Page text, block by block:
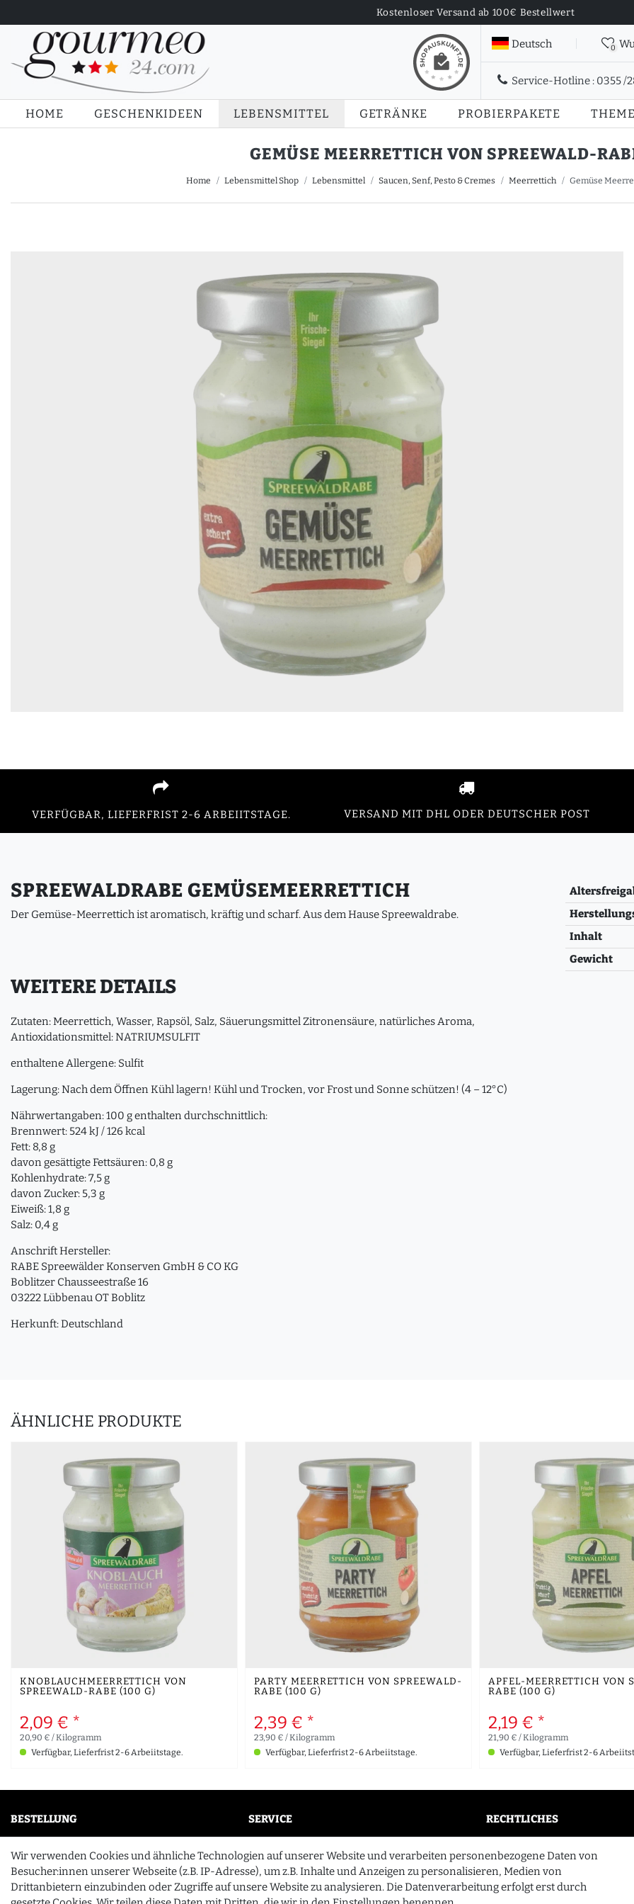
Kostenloser Versand ab 100€ Bestellwert
Deutsch 0
Service-Hotline : 0355 /
HOME GESCHENKIDEEN LEBENSMITTEL GETRÄNKE PROBIERPAKETE
GEMÜSE MEERRETTICH VON SPREEWALD-
Home Lebensmittel Shop Lebensmittel Saucen, Senf, Pesto & Cremes Meerrettich Gemüse
VERFÜGBAR, LIEFERFRIST 2-6 ARBEIITSTAGE. VERSAND MIT DHL ODER DEUTSCHER POST
SPREEWALDRABE GEMÜSEMEERRETTICH
Der Gemüse-Meerrettich ist aromatisch, kräftig und scharf. Aus dem Hause Spreewaldrabe.
WEITERE DETAILS
Zutaten: Meerrettich, Wasser, Rapsöl, Salz, Säuerungsmittel Zitronensäure, natürliches Aroma,
Antioxidationsmittel: NATRIUMSULFIT
enthaltene Allergene: Sulfit
Lagerung: Nach dem Öffnen Kühl lagern! Kühl und Trocken, vor Frost und Sonne schützen! (4 – 12°C)
Nährwertangaben: 100 g enthalten durchschnittlich:
Brennwert: 524 kJ / 126 kcal
Fett: 8,8 g
davon gesättigte Fettsäuren: 0,8 g
Kohlenhydrate: 7,5 g
davon Zucker: 5,3 g
Eiweiß: 1,8 g
Salz: 0,4 g
Anschrift Hersteller:
RABE Spreewälder Konserven GmbH & CO KG
Boblitzer Chausseestraße 16
03222 Lübbenau OT Boblitz
Herkunft: Deutschland
Inhalt
Gewicht
ÄHNLICHE PRODUKTE
KNOBLAUCHMEERRETTICH VON
SPREEWALD-RABE (100 G)
2,09 € *
20,90 € / Kilogramm
Verfügbar, Lieferfrist 2-6 Arbeiitstage.
PARTY MEERRETTICH VON SPREEWALD-
RABE (100 G)
2,39 € *
23,90 € / Kilogramm
Verfügbar, Lieferfrist 2-6 Arbeiitstage.
APFEL-MEERRETTICH VON
RABE (100 G)
2,19 € *
21,90 € / Kilogramm
Verfügbar, Lieferfrist 2-6
BESTELLUNG
Wunschliste
Zahlung & Versand
SERVICE
Unternehmen
Kontakt
RECHTLICHES
Widerrufsrecht
Datenschutzerklärung
Wir verwenden Cookies und ähnliche Technologien auf unserer Website und verarbeiten personenbezogene Daten von
Besucher:innen unserer Webseite (z.B. IP-Adresse), um z.B. Inhalte und Anzeigen zu personalisieren, Medien von
Drittanbietern einzubinden oder Zugriffe auf unsere Website zu analysieren. Die Datenverarbeitung erfolgt erst durch